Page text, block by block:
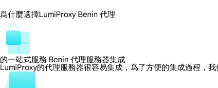
爲什麼選擇LumiProxy Benin 代理
的一站式服務 Benin 代理服務器集成
LumiProxy的代理服務器很容易集成，爲了方便的集成過程，